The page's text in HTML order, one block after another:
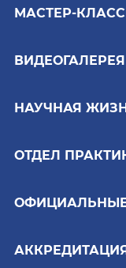
МАСТЕР-
ВИДЕОГАЛЕРЕЯ
НАУЧНАЯ
ОТДЕЛ